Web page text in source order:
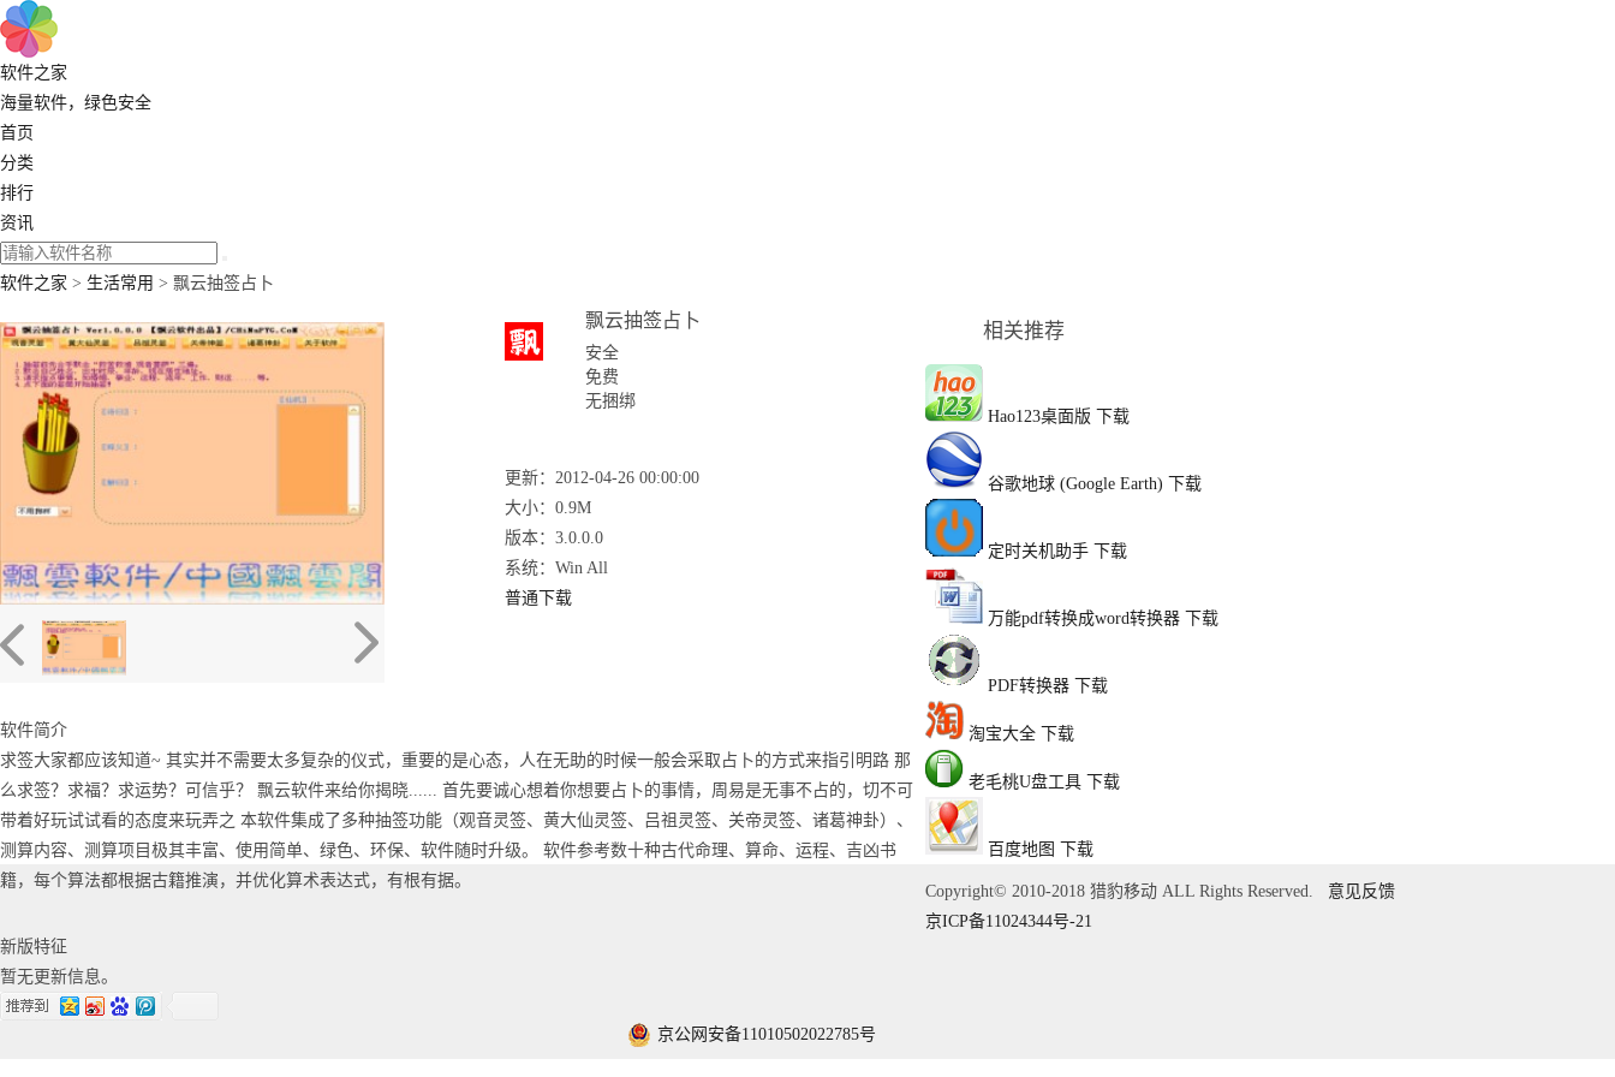
软件之家
海量软件，绿色安全
首页
分类
排行
资讯
软件之家 > 生活常用 > 飘云抽签占卜
飘云抽签占卜
安全
免费
无捆绑
更新：2012-04-26 00:00:00
大小：0.9M
版本：3.0.0.0
系统：Win All
普通下载
软件简介
求签大家都应该知道~ 其实并不需要太多复杂的仪式，重要的是心态，人在无助的时候一般会采取占卜的方式来指引明路 那
么求签？求福？求运势？可信乎？ 飘云软件来给你揭晓...... 首先要诚心想着你想要占卜的事情，周易是无事不占的，切不可
带着好玩试试看的态度来玩弄之 本软件集成了多种抽签功能（观音灵签、黄大仙灵签、吕祖灵签、关帝灵签、诸葛神卦）、
测算内容、测算项目极其丰富、使用简单、绿色、环保、软件随时升级。 软件参考数十种古代命理、算命、运程、吉凶书
籍，每个算法都根据古籍推演，并优化算术表达式，有根有据。
新版特征
暂无更新信息。
相关推荐
Hao123桌面版 下载
谷歌地球 (Google Earth) 下载
定时关机助手 下载
万能pdf转换成word转换器 下载
PDF转换器 下载
淘宝大全 下载
老毛桃U盘工具 下载
百度地图 下载
Copyright© 2010-2018 猎豹移动 ALL Rights Reserved. 意见反馈
京ICP备11024344号-21
京公网安备11010502022785号